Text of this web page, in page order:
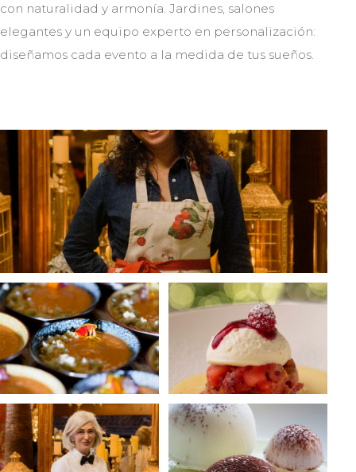
con naturalidad y armonía. Jardines, salones
elegantes y un equipo experto en personalización:
diseñamos cada evento a la medida de tus sueños.